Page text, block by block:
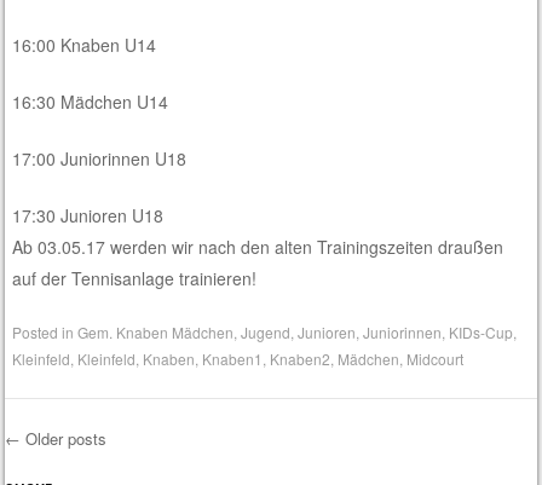
16:00 Knaben U14
16:30 Mädchen U14
17:00 Juniorinnen U18
17:30 Junioren U18
Ab 03.05.17 werden wir nach den alten Trainingszeiten draußen
auf der Tennisanlage trainieren!
Posted inGem. Knaben Mädchen ,Jugend ,Junioren ,Juniorinnen KIDs-Cup
Kleinfeld Kleinfeld Knaben Knaben1 Knaben2 Mädchen Midcourt
← Older posts